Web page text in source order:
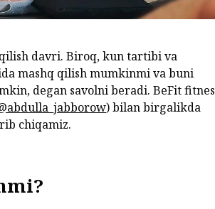
qilish davri. Biroq, kun tartibi va
mashq qilish mumkinmi va buni
degan savolni beradi. BeFit fitnes
) bilan birgalikda
chiqamiz.